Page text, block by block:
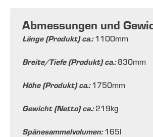
Abmessungen und
Länge (Produkt) ca.:1100mm
Breite/Tiefe (Produkt) ca.:830mm
Höhe (Produkt) ca.:1750mm
Gewicht (Netto) ca.:219kg
Spänesammelvolumen:165l